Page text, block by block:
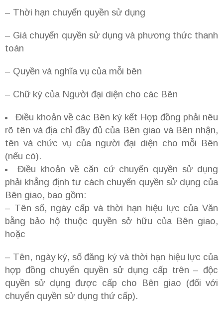
– Thời hạn chuyển quyền sử dụng
– Giá chuyển quyền sử dụng và phương thức thanh
toán
– Quyền và nghĩa vụ của mỗi bên
– Chữ ký của Người đại diện cho các Bên
Điều khoản về các Bên ký kết Hợp đồng phải nêu
rõ tên và địa chỉ đầy đủ của Bên giao và Bên nhận,
tên và chức vụ của người đại diện cho mỗi Bên
(nếu có).
Điều khoản về căn cứ chuyển quyền sử dụng
phải khẳng định tư cách chuyển quyền sử dụng của
Bên giao, bao gồm:
– Tên số, ngày cấp và thời hạn hiệu lực của Văn
bằng bảo hộ thuộc quyền sở hữu của Bên giao,
hoặc
– Tên, ngày ký, số đăng ký và thời hạn hiệu lực của
hợp đồng chuyển quyền sử dụng cấp trên – độc
quyền sử dụng được cấp cho Bên giao (đối với
chuyển quyền sử dụng thứ cấp).